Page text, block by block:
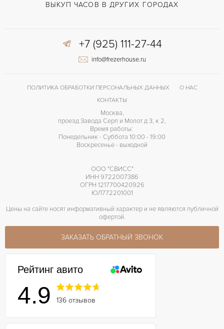
Малый секундный циферблат
ВЫКУП ЧАСОВ В ДРУГИХ ГОРОДАХ
+7 (925) 111-27-44
info@frezerhouse.ru
ПОЛИТИКА ОБРАБОТКИ ПЕРСОНАЛЬНЫХ ДАННЫХ
О НАС
КОНТАКТЫ
Москва,
проезд Завода Серп и Молот д 3, к 2,
Время работы:
Понедельник - Суббота 10:00 - 19:00
Воскресенье - выходной
ООО "СВИСС"
ИНН 9722007386
ОГРН 1217700420926
ЮЛ772201001
Цены на сайте носят информативный характер и не являются публичной
офертой.
ЗАКАЗАТЬ ОБРАТНЫЙ ЗВОНОК
Рейтинг авито
4.9 136 отзывов